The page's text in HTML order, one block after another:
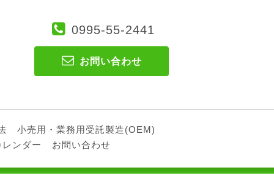
0995-55-2441
お問い合わせ
小売用・業務用受託製造(OEM)
レンダー お問い合わせ